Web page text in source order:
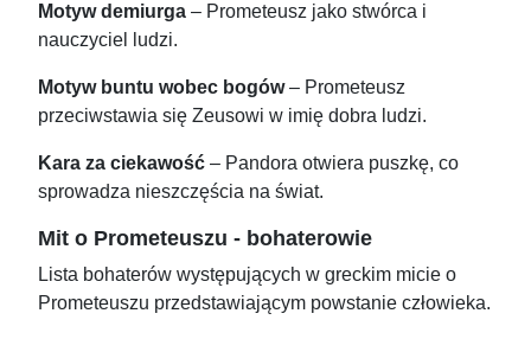
Motyw demiurga – Prometeusz jako stwórca i
nauczyciel ludzi.
Motyw buntu wobec bogów– Prometeusz
przeciwstawia się Zeusowi w imię dobra ludzi.
Kara za ciekawość – Pandora otwiera puszkę, co
sprowadza nieszczęścia na świat.
Mit o Prometeuszu - bohaterowie
Lista bohaterów występujących w greckim micie o
Prometeuszu przedstawiającym powstanie człowieka.